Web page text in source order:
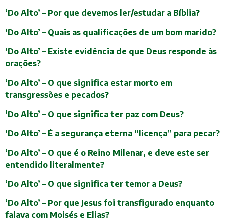
‘Do Alto’ – Por que devemos ler/estudar a Bíblia?
‘Do Alto’ – Quais as qualificações de um bom marido?
‘Do Alto’ – Existe evidência de que Deus responde às
orações?
‘Do Alto’ – O que significa estar morto em
transgressões e pecados?
‘Do Alto’ – O que significa ter paz com Deus?
‘Do Alto’ – É a segurança eterna “licença” para pecar?
‘Do Alto’ – O que é o Reino Milenar, e deve este ser
entendido literalmente?
‘Do Alto’ – O que significa ter temor a Deus?
‘Do Alto’ – Por que Jesus foi transfigurado enquanto
falava com Moisés e Elias?